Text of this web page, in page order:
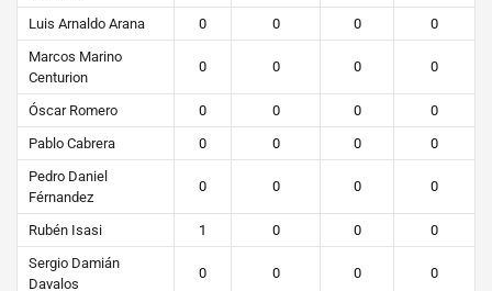
Luis Arnaldo Arana 0 0 0
0
Marcos Marino
Centurion
0 0 0 0
Óscar Romero 0 0 0
0
Pablo Cabrera
0 0 0
0
Pedro Daniel
Férnandez
0 0 0 0
Rubén Isasi 1 0 0
0
Sergio Damián
Davalos
0 0 0 0